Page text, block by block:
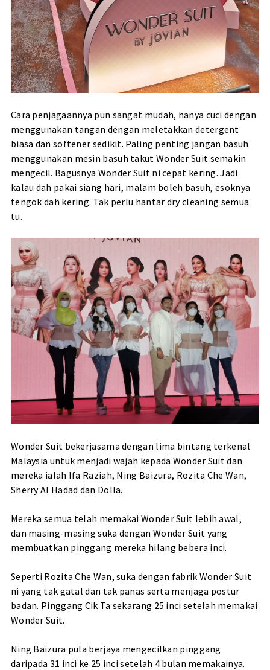
Cara penjagaannya pun sangat mudah, hanya cuci dengan
menggunakan tangan dengan meletakkan detergent
biasa dan softener sedikit. Paling penting jangan basuh
menggunakan mesin basuh takut Wonder Suit semakin
mengecil. Bagusnya Wonder Suit ni cepat kering. Jadi
kalau dah pakai siang hari, malam boleh basuh, esoknya
tengok dah kering. Tak perlu hantar dry cleaning semua
tu.
Wonder Suit bekerjasama dengan lima bintang terkenal
Malaysia untuk menjadi wajah kepada Wonder Suit dan
mereka ialah Ifa Raziah, Ning Baizura, Rozita Che Wan,
Sherry Al Hadad dan Dolla.
Mereka semua telah memakai Wonder Suit lebih awal,
dan masing-masing suka dengan Wonder Suit yang
membuatkan pinggang mereka hilang bebera inci.
Seperti Rozita Che Wan, suka dengan fabrik Wonder Suit
ni yang tak gatal dan tak panas serta menjaga postur
badan. Pinggang Cik Ta sekarang 25 inci setelah memakai
Wonder Suit.
Ning Baizura pula berjaya mengecilkan pinggang
daripada 31 inci ke 25 inci setelah 4 bulan memakainya.